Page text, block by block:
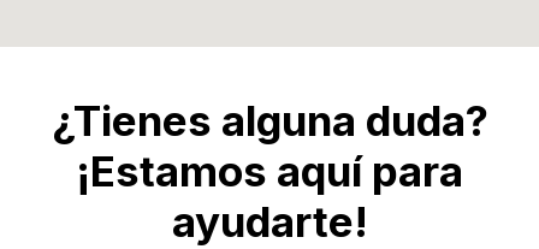
¿Tienes alguna duda?
¡Estamos aquí para
ayudarte!